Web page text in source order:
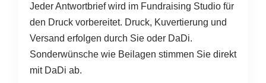
Jeder Antwortbrief wird im Fundraising Studio für
den Druck vorbereitet. Druck, Kuvertierung und
Versand erfolgen durch Sie oder DaDi.
Sonderwünsche wie Beilagen stimmen Sie direkt
mit DaDi ab.